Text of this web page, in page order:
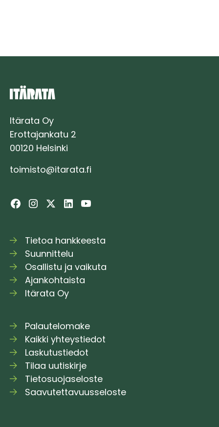
olen
Itärata Oy
Erottajankatu 2
00120 Helsinki
toimisto@itarata.fi
Tietoa hankkeesta
Suunnittelu
Osallistu ja vaikuta
Ajankohtaista
Itärata Oy
Palautelomake
Kaikki yhteystiedot
Laskutustiedot
Tilaa uutiskirje
Tietosuojaseloste
Saavutettavuusseloste